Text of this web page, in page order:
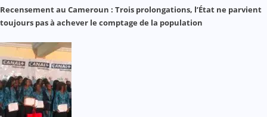
Recensement au Cameroun : Trois prolongations, l’État ne parvient
toujours pas à achever le comptage de la population